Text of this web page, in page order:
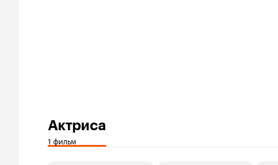
Актриса
1 фильм